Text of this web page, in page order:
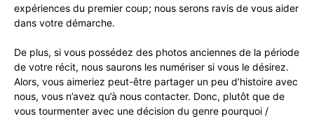
expériences du premier coup; nous serons ravis de vous aider
dans votre démarche.
De plus, si vous possédez des photos anciennes de la période
de votre récit, nous saurons les numériser si vous le désirez.
Alors, vous aimeriez peut-être partager un peu d’histoire avec
nous, vous n’avez qu’à nous contacter. Donc, plutôt que de
vous tourmenter avec une décision du genre pourquoi /